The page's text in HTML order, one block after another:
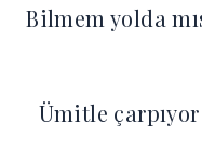
Bilmem yolda
Ümitle